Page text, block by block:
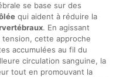
se base sur des
qui aident à réduire la
. En agissant
cette approche
accumulées au fil du
circulation sanguine, la
tout en promouvant la